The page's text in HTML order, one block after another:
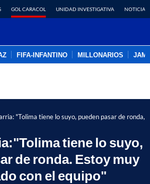
GOL CARACOL UNIDAD INVESTIGATIVA NOTICIAS
FIFA-INFANTINO MILLONARIOS
"Tolima tiene lo suyo, pueden pasar de ronda,
tiene lo suyo,
de ronda. Estoy muy
con el equipo"